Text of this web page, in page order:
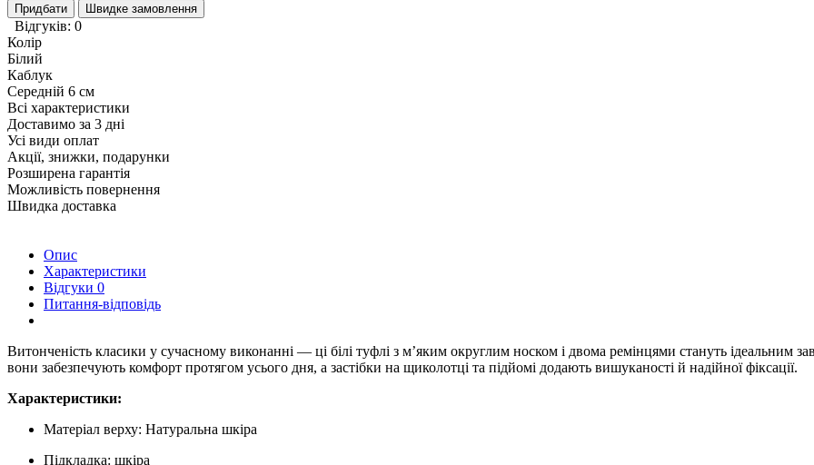
Придбати Швидке замовлення
Відгуків: 0
Колір
Білий
Каблук
Середній 6 см
Всі характеристики
Доставимо за 3 дні
Усі види оплат
Акції, знижки, подарунки
Розширена гарантія
Можливість повернення
Швидка доставка
Опис
Характеристики
Відгуки 0
Питання-відповідь
Витонченість класики у сучасному виконанні — ці білі туфлі з м’яким округлим носком і двома ремінцями стануть ідеальним
вони забезпечують комфорт протягом усього дня, а застібки на щиколотці та підйомі додають вишуканості й надійної фіксації.
Характеристики:
Матеріал верху: Натуральна шкіра
Підкладка: шкіра